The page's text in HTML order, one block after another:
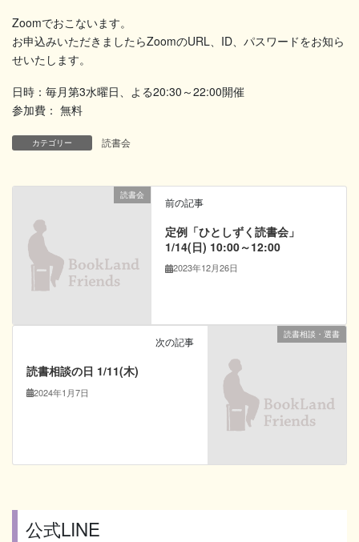
Zoomでおこないます。
お申込みいただきましたらZoomのURL、ID、パスワードをお知ら
せいたします。
日時：毎月第3水曜日、よる20:30～22:00開催
参加費： 無料
カテゴリー 読書会
読書会
前の記事
定例「ひとしずく読書会」
1/14(日) 10:00～12:00
2023年12月26日
読書相談・選書
次の記事
読書相談の日 1/11(木)
2024年1月7日
公式LINE